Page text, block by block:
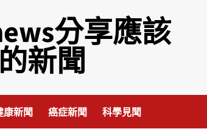
分享應該
新聞
康新聞 癌症新聞 科學見聞